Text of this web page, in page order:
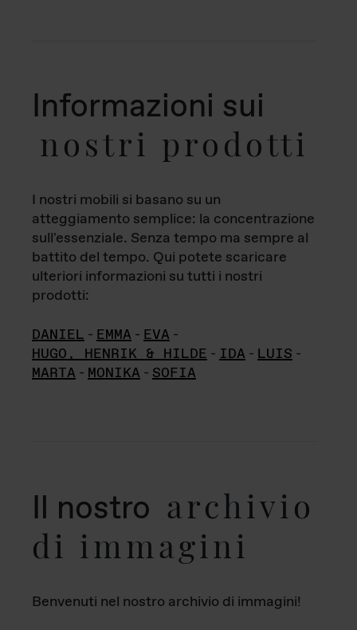
Informazioni sui
nostri prodotti
I nostri mobili si basano su un
atteggiamento semplice: la concentrazione
sull'essenziale. Senza tempo ma sempre al
battito del tempo. Qui potete scaricare
ulteriori informazioni su tutti i nostri
prodotti:
DANIEL - EMMA - EVA -
HUGO, HENRIK & HILDE - IDA - LUIS -
MARTA - MONIKA - SOFIA
Il nostro archivio
di immagini
Benvenuti nel nostro archivio di immagini!